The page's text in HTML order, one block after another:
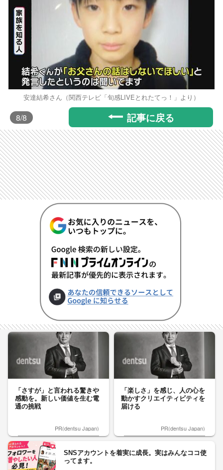
安達結希さん（関西テレビ「旬感LIVEとれたてっ！」より）
8/8 記事に戻る
「さすが」と言われる驚きや
感動を。新しい価値を生む電
通の挑戦
PR(dentsu Japan)
「楽しさ」を感じ、人の心を
動かすクリエイティビティを
届ける
PR(dentsu Japan)
SNSアカウントを着実に成長。実はみんなココ使
ってます。